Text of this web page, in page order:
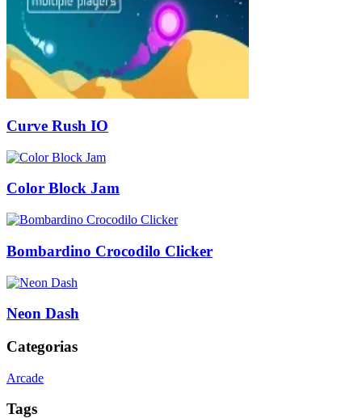
Curve Rush IO
Color Block Jam
Bombardino Crocodilo Clicker
Neon Dash
Categorias
Arcade
Tags